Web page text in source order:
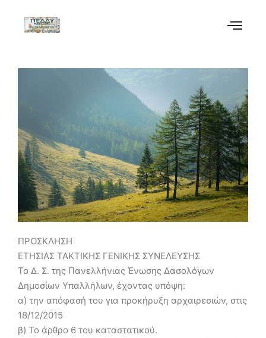
ΠΡΟΣΚΛΗΣΗ
ΕΤΗΣΙΑΣ ΤΑΚΤΙΚΗΣ ΓΕΝΙΚΗΣ ΣΥΝΕΛΕΥΣΗΣ
Το Δ. Σ. της Πανελλήνιας Ένωσης Δασολόγων
Δημοσίων Υπαλλήλων, έχοντας υπόψη:
α) την απόφασή του για προκήρυξη αρχαιρεσιών, στις
18/12/2015
β) Το άρθρο 6 του καταστατικού.